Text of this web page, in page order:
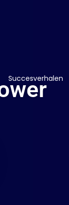
Succesverhalen